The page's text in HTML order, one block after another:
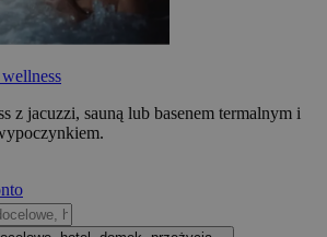
z jacuzzi, sauną lub basenem termalnym i